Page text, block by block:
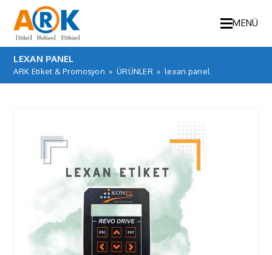
MENÜ
LEXAN PANEL
ARK Etiket & Promosyon » ÜRÜNLER » lexan panel